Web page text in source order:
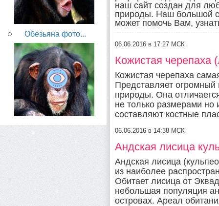
Обезьяна фото...
наш сайт создан для
природы. Наш большой
может помочь Вам,
06.06.2016 в 17:27 МСК
Кожистая черепаха
Кожистая черепаха
Представляет
природы. Она
не только размерами но
составляют костные
06.06.2016 в 14:38 МСК
Андская лисица
Андская лисица
из наиболее
Обитает лисица от
небольшая популяция
островах. Ареал